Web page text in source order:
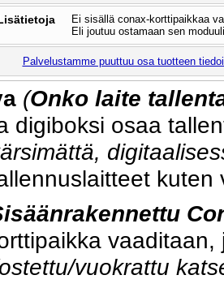
Ei sisällä conax-korttipaikkaa
Eli joutuu ostamaan sen
Palvelustamme puuttuu osa tuotteen
(Onko laite
digiboksi osaa
kuten
vuokrattu